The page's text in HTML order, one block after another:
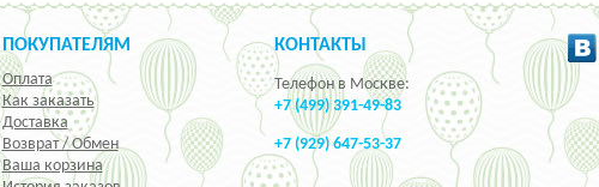
ПОКУПАТЕЛЯМ
Оплата
Как заказать
Доставка
Возврат / Обмен
Ваша корзина
КОНТАКТЫ
Телефон в Москве:
+7 (499) 391-49-83
+7 (929) 647-53-37